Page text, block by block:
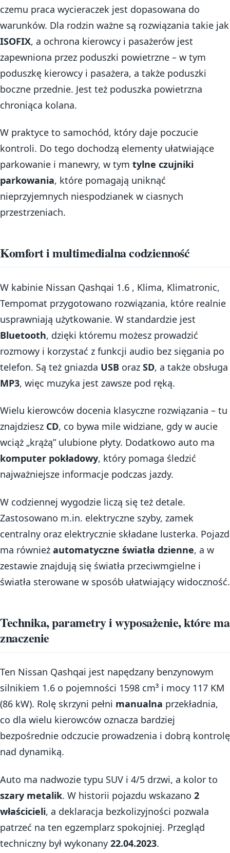
czemu praca wycieraczek jest dopasowana do
warunków. Dla rodzin ważne są rozwiązania takie jak
ISOFIX, a ochrona kierowcy i pasażerów jest
zapewniona przez poduszki powietrzne – w tym
poduszkę kierowcy i pasażera, a także poduszki
boczne przednie. Jest też poduszka powietrzna
chroniąca kolana.
W praktyce to samochód, który daje poczucie
kontroli. Do tego dochodzą elementy ułatwiające
parkowanie i manewry, w tym tylne czujniki
parkowania, które pomagają uniknąć
nieprzyjemnych niespodzianek w ciasnych
przestrzeniach.
Komfort i multimedialna codzienność
W kabinie Nissan Qashqai 1.6 , Klima, Klimatronic,
Tempomat przygotowano rozwiązania, które realnie
usprawniają użytkowanie. W standardzie jest
Bluetooth, dzięki któremu możesz prowadzić
rozmowy i korzystać z funkcji audio bez sięgania po
telefon. Są też gniazda USB oraz SD, a także obsługa
MP3, więc muzyka jest zawsze pod ręką.
Wielu kierowców docenia klasyczne rozwiązania – tu
znajdziesz CD, co bywa mile widziane, gdy w aucie
wciąż „krążą” ulubione płyty. Dodatkowo auto ma
komputer pokładowy, który pomaga śledzić
najważniejsze informacje podczas jazdy.
W codziennej wygodzie liczą się też detale.
Zastosowano m.in. elektryczne szyby, zamek
centralny oraz elektrycznie składane lusterka. Pojazd
ma również automatyczne światła dzienne, a w
zestawie znajdują się światła przeciwmgielne i
światła sterowane w sposób ułatwiający widoczność.
Technika, parametry i wyposażenie, które ma
znaczenie
Ten Nissan Qashqai jest napędzany benzynowym
silnikiem 1.6 o pojemności 1598 cm³ i mocy 117 KM
(86 kW). Rolę skrzyni pełni manualna przekładnia,
co dla wielu kierowców oznacza bardziej
bezpośrednie odczucie prowadzenia i dobrą kontrolę
nad dynamiką.
Auto ma nadwozie typu SUV i 4/5 drzwi, a kolor to
szary metalik. W historii pojazdu wskazano 2
właścicieli, a deklaracja bezkolizyjności pozwala
patrzeć na ten egzemplarz spokojniej. Przegląd
techniczny był wykonany 22.04.2023.